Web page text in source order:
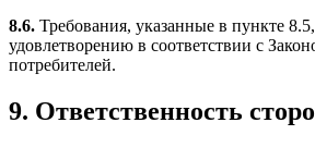
8.6. Требования, указанные в пункте
удовлетворению в соответствии с
потребителей.
9. Ответственность